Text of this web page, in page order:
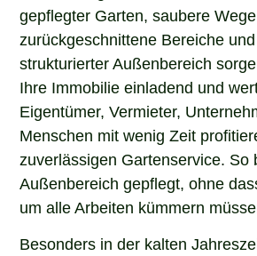
gepflegter Garten, saubere Wege,
zurückgeschnittene Bereiche
strukturierter Außenbereich
Ihre Immobilie einladend und
Eigentümer, Vermieter,
Menschen mit wenig Zeit
zuverlässigen Gartenservice. So
Außenbereich gepflegt, ohne
um alle Arbeiten kümmern
Besonders in der kalten